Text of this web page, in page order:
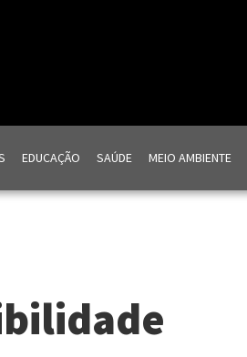
EDUCAÇÃO SAÚDE MEIO AMBIENTE